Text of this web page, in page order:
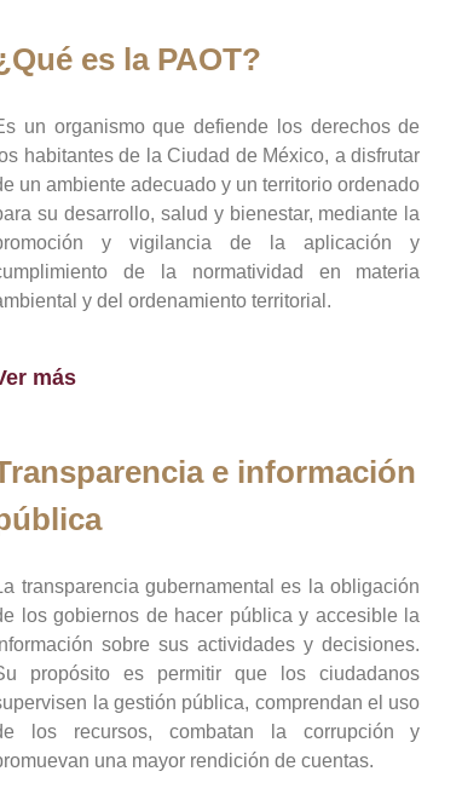
es la PAOT?
un organismo que defiende los derechos de
habitantes de la Ciudad de México, a disfrutar
un ambiente adecuado y un territorio ordenado
su desarrollo, salud y bienestar, mediante la
y vigilancia de la aplicación y
de la normatividad en materia
y del ordenamiento territorial.
más
e información
transparencia gubernamental es la obligación
los gobiernos de hacer pública y accesible la
sobre sus actividades y decisiones.
propósito es permitir que los ciudadanos
la gestión pública, comprendan el uso
los recursos, combatan la corrupción y
una mayor rendición de cuentas.